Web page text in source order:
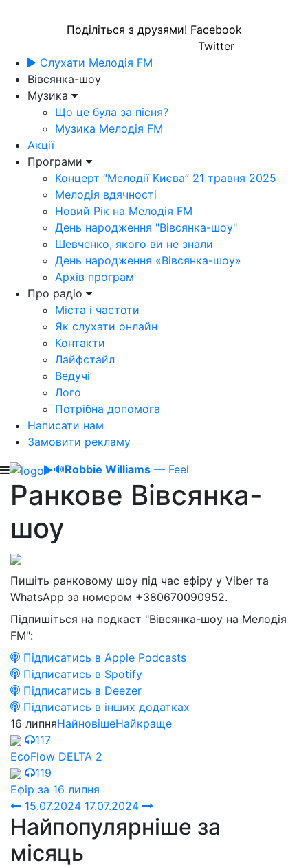
Поділіться з друзями! Facebook
Twitter
Слухати Мелодія FM
Вівсянка-шоу
Музика
Що це була за пісня?
Музика Мелодія FM
Акції
Програми
Концерт “Мелодії Києва” 21 травня 2025
Мелодія вдячності
Новий Рік на Мелодія FM
День народження "Вівсянка-шоу"
Шевченко, якого ви не знали
День народження «Вівсянка-шоу»
Архів програм
Про радіо
Міста і частоти
Як слухати онлайн
Контакти
Лайфстайл
Ведучі
Лого
Потрібна допомога
Написати нам
Замовити рекламу
🔊Robbie Williams — Feel
Ранкове Вівсянка-
шоу
Пишіть ранковому шоу під час ефіру у Viber та
WhatsApp за номером +380670090952.
Підпишіться на подкаст "Вівсянка-шоу на Мелодія
FM":
Підписатись в Apple Podcasts
Підписатись в Spotify
Підписатись в Deezer
Підписатись в інших додатках
16 липняНайновішеНайкраще
117
EcoFlow DELTA 2
119
Ефір за 16 липня
15.07.2024 17.07.2024
Найпопулярніше за
місяць